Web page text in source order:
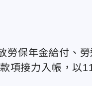
勞保年金給付、
項接力入帳，以